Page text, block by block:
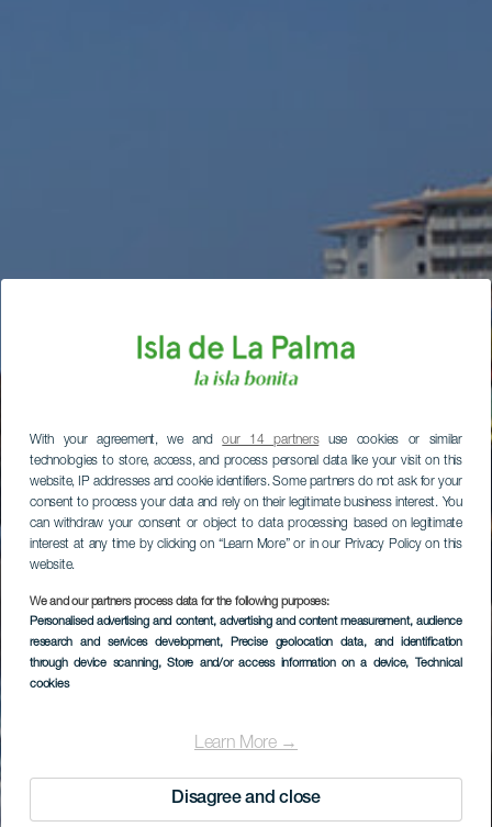
With your agreement, we andour 14 partnersuse cookies or similar
technologies to store, access, and process personal data like your visit on this
website, IP addresses and cookie identifiers. Some partners do not ask for your
consent to process your data and rely on their legitimate business interest. You
can withdraw your consent or object to data processing based on legitimate
interest at any time by clicking on “Learn More” or in our Privacy Policy on this
website.
We and our partners process data for the following purposes:
Personalised advertising and content, advertising and content measurement, audience
research and services development, Precise geolocation data, and identification
through device scanning, Store and/or access information on a device, Technical
cookies
Learn More →
Disagree and close